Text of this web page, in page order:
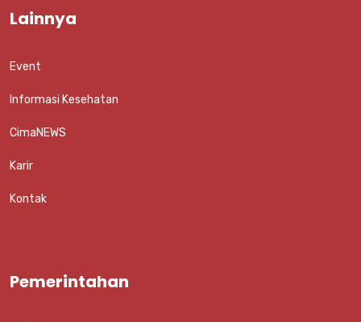
Lainnya
Event
Informasi Kesehatan
CimaNEWS
Karir
Kontak
Pemerintahan